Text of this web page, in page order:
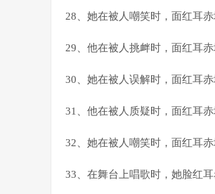
28、她在被人嘲笑时，面红耳赤
29、他在被人挑衅时，面红耳赤
30、她在被人误解时，面红耳赤
31、他在被人质疑时，面红耳赤
32、她在被人嘲笑时，面红耳赤
33、在舞台上唱歌时，她脸红